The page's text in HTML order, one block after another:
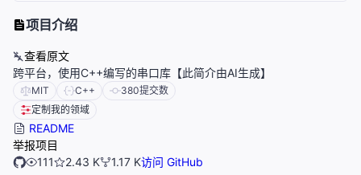
项目介绍
查看原文
跨平台，使用C++编写的串口库【此简介由AI生成】
MIT C++ 380提交数
定制我的领域
README
举报项目
111
2.43 K 1.17 K访问 GitHub